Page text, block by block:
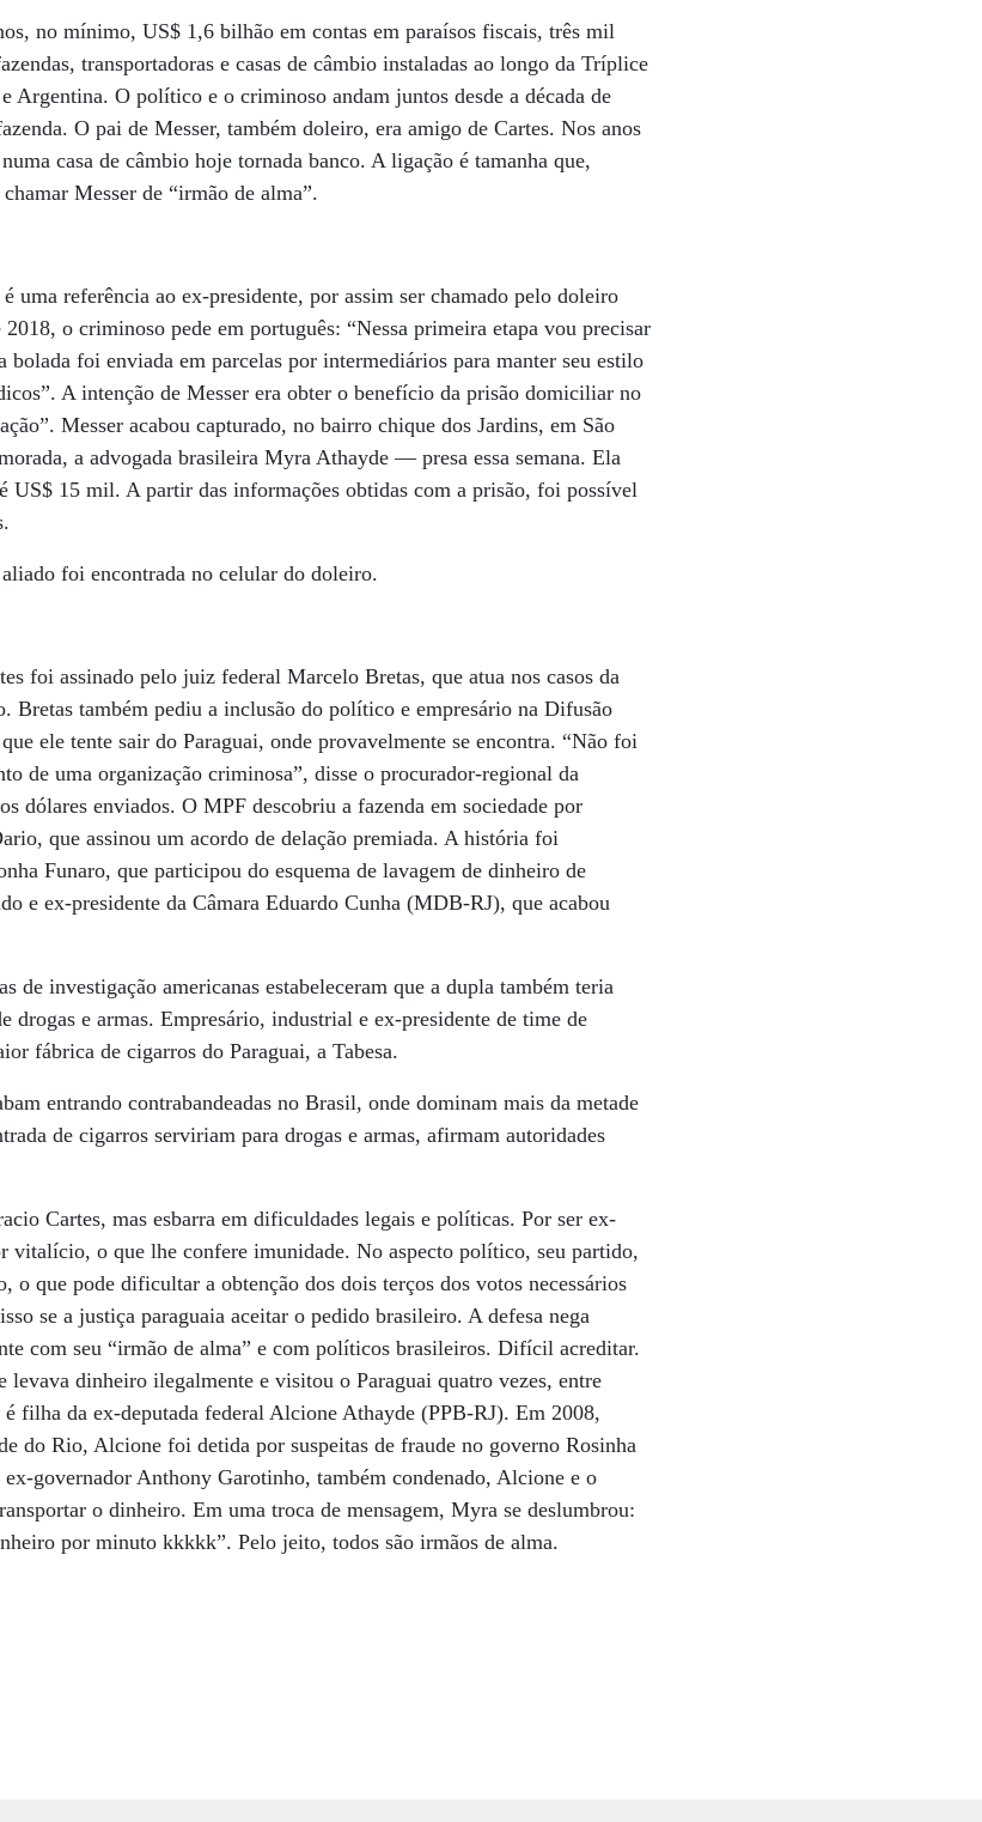
no mínimo, US$ 1,6 bilhão em contas em paraísos fiscais, três mil
transportadoras e casas de câmbio instaladas ao longo da Tríplice
Argentina. O político e o criminoso andam juntos desde a década de
O pai de Messer, também doleiro, era amigo de Cartes. Nos anos
casa de câmbio hoje tornada banco. A ligação é tamanha que,
Messer de “irmão de alma”.
uma referência ao ex-presidente, por assim ser chamado pelo doleiro
o criminoso pede em português: “Nessa primeira etapa vou precisar
bolada foi enviada em parcelas por intermediários para manter seu estilo
A intenção de Messer era obter o benefício da prisão domiciliar no
Messer acabou capturado, no bairro chique dos Jardins, em São
a advogada brasileira Myra Athayde — presa essa semana. Ela
US$ 15 mil. A partir das informações obtidas com a prisão, foi possível
foi encontrada no celular do doleiro.
foi assinado pelo juiz federal Marcelo Bretas, que atua nos casos da
Bretas também pediu a inclusão do político e empresário na Difusão
ele tente sair do Paraguai, onde provavelmente se encontra. “Não foi
de uma organização criminosa”, disse o procurador-regional da
dólares enviados. O MPF descobriu a fazenda em sociedade por
que assinou um acordo de delação premiada. A história foi
Funaro, que participou do esquema de lavagem de dinheiro de
e ex-presidente da Câmara Eduardo Cunha (MDB-RJ), que acabou
de investigação americanas estabeleceram que a dupla também teria
drogas e armas. Empresário, industrial e ex-presidente de time de
fábrica de cigarros do Paraguai, a Tabesa.
entrando contrabandeadas no Brasil, onde dominam mais da metade
de cigarros serviriam para drogas e armas, afirmam autoridades
Cartes, mas esbarra em dificuldades legais e políticas. Por ser ex-
vitalício, o que lhe confere imunidade. No aspecto político, seu partido,
o que pode dificultar a obtenção dos dois terços dos votos necessários
se a justiça paraguaia aceitar o pedido brasileiro. A defesa nega
com seu “irmão de alma” e com políticos brasileiros. Difícil acreditar.
levava dinheiro ilegalmente e visitou o Paraguai quatro vezes, entre
filha da ex-deputada federal Alcione Athayde (PPB-RJ). Em 2008,
do Rio, Alcione foi detida por suspeitas de fraude no governo Rosinha
governador Anthony Garotinho, também condenado, Alcione e o
o dinheiro. Em uma troca de mensagem, Myra se deslumbrou:
por minuto kkkkk”. Pelo jeito, todos são irmãos de alma.